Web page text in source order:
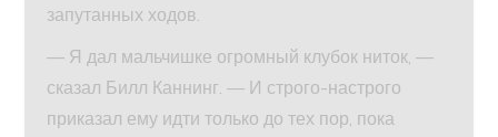
запутанных ходов.
— Я дал мальчишке огромный клубок ниток, —
сказал Билл Каннинг. — И строго-настрого
приказал ему идти только до тех пор, пока